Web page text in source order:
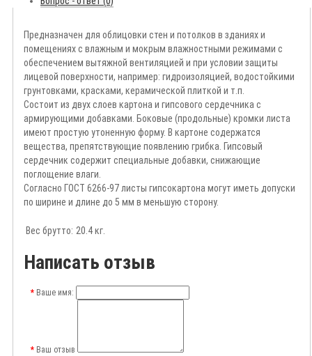
Предназначен для облицовки стен и потолков в зданиях и
помещениях с влажным и мокрым влажностными режимами с
обеспечением вытяжной вентиляцией и при условии защиты
лицевой поверхности, например: гидроизоляцией, водостойкими
грунтовками, красками, керамической плиткой и т.п.
Состоит из двух слоев картона и гипсового сердечника с
армирующими добавками. Боковые (продольные) кромки листа
имеют простую утоненную форму. В картоне содержатся
вещества, препятствующие появлению грибка. Гипсовый
сердечник содержит специальные добавки, снижающие
поглощение влаги.
Согласно ГОСТ 6266-97 листы гипсокартона могут иметь допуски
по ширине и длине до 5 мм в меньшую сторону.
Вес брутто: 20.4 кг.
Написать отзыв
Ваше имя:
Ваш отзыв